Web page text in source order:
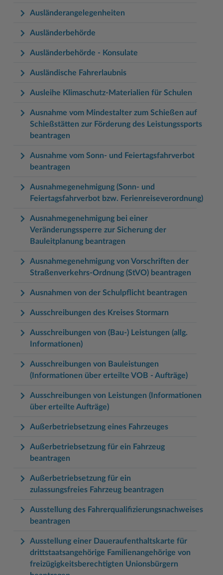
Ausländerangelegenheiten
Ausländerbehörde
Ausländerbehörde - Konsulate
Ausländische Fahrerlaubnis
Ausleihe Klimaschutz-Materialien für Schulen
Ausnahme vom Mindestalter zum Schießen auf
Schießstätten zur Förderung des Leistungssports
beantragen
Ausnahme vom Sonn- und Feiertagsfahrverbot
beantragen
Ausnahmegenehmigung (Sonn- und
Feiertagsfahrverbot bzw. Ferienreiseverordnung)
Ausnahmegenehmigung bei einer
Veränderungssperre zur Sicherung der
Bauleitplanung beantragen
Ausnahmegenehmigung von Vorschriften der
Straßenverkehrs-Ordnung (StVO) beantragen
Ausnahmen von der Schulpflicht beantragen
Ausschreibungen des Kreises Stormarn
Ausschreibungen von (Bau-) Leistungen (allg.
Informationen)
Ausschreibungen von Bauleistungen
(Informationen über erteilte VOB - Aufträge)
Ausschreibungen von Leistungen (Informationen
über erteilte Aufträge)
Außerbetriebsetzung eines Fahrzeuges
Außerbetriebsetzung für ein Fahrzeug
beantragen
Außerbetriebsetzung für ein
zulassungsfreies Fahrzeug beantragen
Ausstellung des Fahrerqualifizierungsnachweises
beantragen
Ausstellung einer Daueraufenthaltskarte für
drittstaatsangehörige Familienangehörige von
freizügigkeitsberechtigten Unionsbürgern